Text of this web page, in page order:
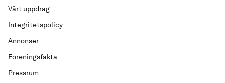
Vårt uppdrag
Integritetspolicy
Annonser
Föreningsfakta
Pressrum